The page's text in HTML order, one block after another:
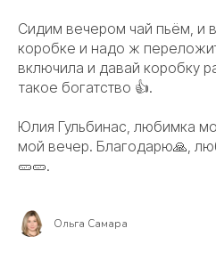
Сидим вечером чай пьём, и
коробке и надо ж
включила и давай коробку
такое богатство 👍.
Юлия Гульбинас, любимка
мой вечер. Благодарю🙏,
🥒🥒.
Ольга Самара